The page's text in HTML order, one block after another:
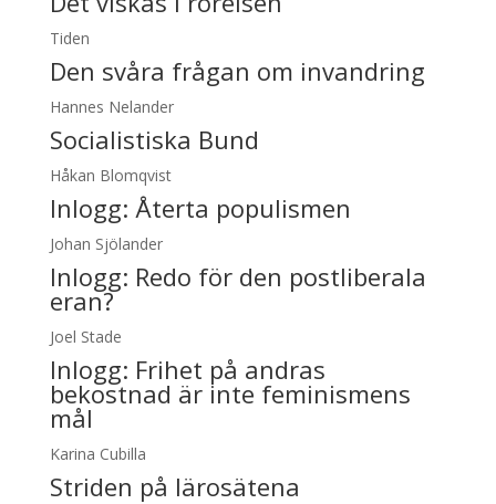
Tiden
Den svåra frågan om invandring
Hannes Nelander
Socialistiska Bund
Håkan Blomqvist
Inlogg: Återta populismen
Johan Sjölander
Inlogg: Redo för den postliberala
eran?
Joel Stade
Inlogg: Frihet på andras
bekostnad är inte feminismens
mål
Karina Cubilla
Striden på lärosätena